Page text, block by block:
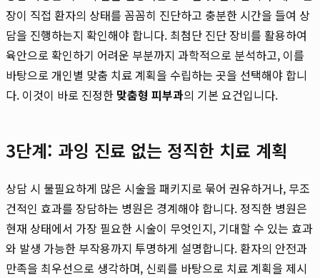
장이 직접 환자의 상태를 꼼꼼히 진단하고 충분한 시간을 들여 상
담을 진행하는지 확인해야 합니다. 최첨단 진단 장비를 활용하여
육안으로 확인하기 어려운 부분까지 과학적으로 분석하고, 이를
바탕으로 개인별 맞춤 치료 계획을 수립하는 곳을 선택해야 합니
다. 이것이 바로 진정한 맞춤형 피부과의 기본 요건입니다.
3단계: 과잉 진료 없는 정직한 치료 계획
상담 시 불필요하게 많은 시술을 패키지로 묶어 권유하거나, 무조
건적인 효과를 장담하는 병원은 경계해야 합니다. 정직한 병원은
현재 상태에서 가장 필요한 시술이 무엇인지, 기대할 수 있는 효과
와 발생 가능한 부작용까지 투명하게 설명합니다. 환자의 안전과
만족을 최우선으로 생각하며, 신뢰를 바탕으로 치료 계획을 제시